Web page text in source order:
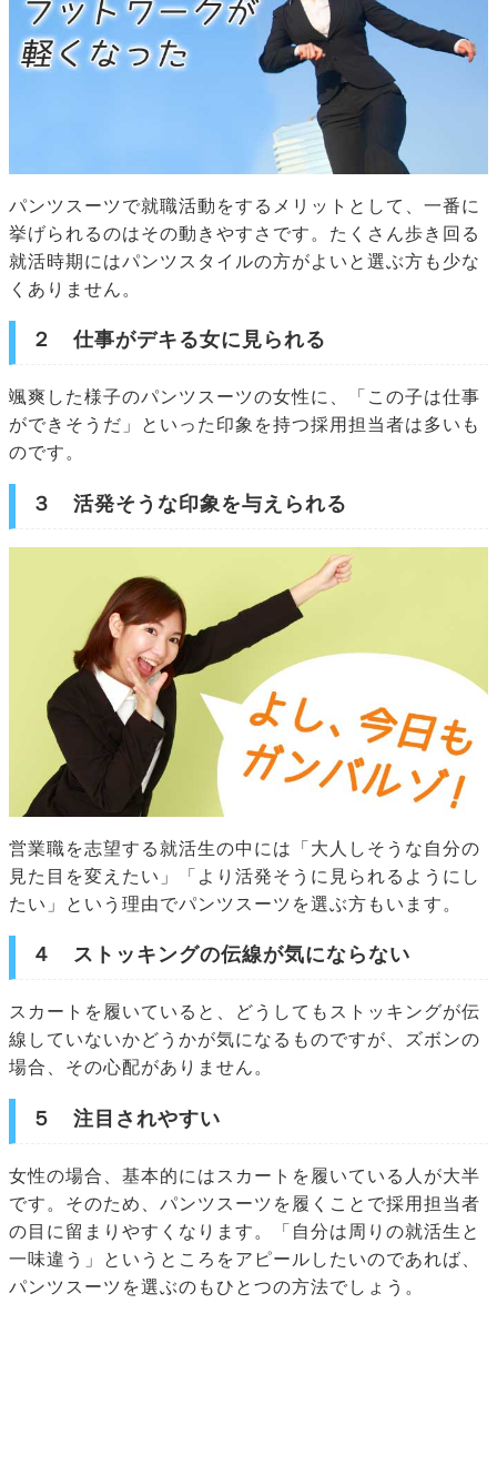
パンツスーツで就職活動をするメリットとして、一番に
挙げられるのはその動きやすさです。たくさん歩き回る
就活時期にはパンツスタイルの方がよいと選ぶ方も少な
くありません。
２ 仕事がデキる女に見られる
颯爽した様子のパンツスーツの女性に、「この子は仕事
ができそうだ」といった印象を持つ採用担当者は多いも
のです。
３ 活発そうな印象を与えられる
営業職を志望する就活生の中には「大人しそうな自分の
見た目を変えたい」「より活発そうに見られるようにし
たい」という理由でパンツスーツを選ぶ方もいます。
４ ストッキングの伝線が気にならない
スカートを履いていると、どうしてもストッキングが伝
線していないかどうかが気になるものですが、ズボンの
場合、その心配がありません。
５ 注目されやすい
女性の場合、基本的にはスカートを履いている人が大半
です。そのため、パンツスーツを履くことで採用担当者
の目に留まりやすくなります。「自分は周りの就活生と
一味違う」というところをアピールしたいのであれば、
パンツスーツを選ぶのもひとつの方法でしょう。